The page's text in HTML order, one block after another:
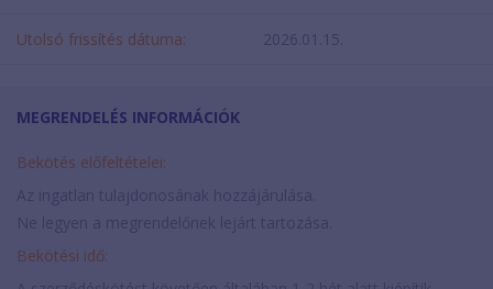
Utolsó frissítés dátuma: 2026.01.15.
MEGRENDELÉS INFORMÁCIÓK
Bekötés előfeltételei:
Bekötési idő: